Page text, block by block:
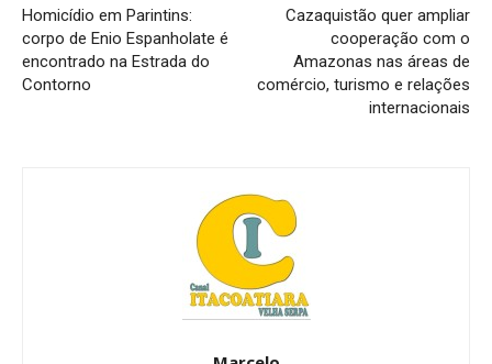
Homicídio em Parintins:
corpo de Enio Espanholate é
encontrado na Estrada do
Contorno
Cazaquistão quer ampliar
cooperação com o
Amazonas nas áreas de
comércio, turismo e relações
internacionais